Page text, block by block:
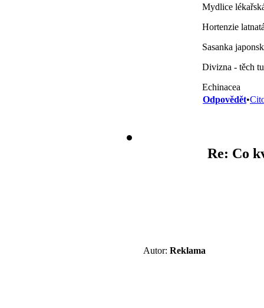
Mydlice
Hortenzie
Sasanka
Divizna - těch
Echinacea
Odpovědět•
Autor: Reklama
Re: Co